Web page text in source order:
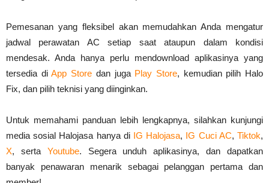
Pemesanan yang fleksibel akan memudahkan Anda mengatur
jadwal perawatan AC setiap saat ataupun dalam kondisi
mendesak. Anda hanya perlu mendownload aplikasinya yang
tersedia diApp Store dan juga Play Store, kemudian pilih Halo
Fix, dan pilih teknisi yang diinginkan.
Untuk memahami panduan lebih lengkapnya, silahkan kunjungi
media sosial Halojasa hanya di IG Halojasa, IG Cuci AC,Tiktok,
X, serta Youtube. Segera unduh aplikasinya, dan dapatkan
banyak penawaran menarik sebagai pelanggan pertama dan